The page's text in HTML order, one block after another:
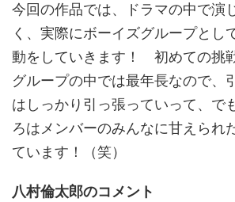
今回の作品では、ドラマの中で演
く、実際にボーイズグループとし
動をしていきます！ 初めての挑
グループの中では最年長なので、
はしっかり引っ張っていって、で
ろはメンバーのみんなに甘えられ
ています！（笑）
八村倫太郎のコメント